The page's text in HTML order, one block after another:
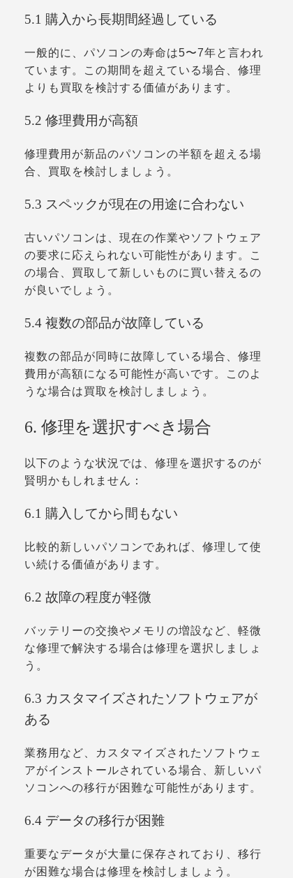
5.1 購入から長期間経過している
一般的に、パソコンの寿命は5〜7年と言われ
ています。この期間を超えている場合、修理
よりも買取を検討する価値があります。
5.2 修理費用が高額
修理費用が新品のパソコンの半額を超える場
合、買取を検討しましょう。
5.3 スペックが現在の用途に合わない
古いパソコンは、現在の作業やソフトウェア
の要求に応えられない可能性があります。こ
の場合、買取して新しいものに買い替えるの
が良いでしょう。
5.4 複数の部品が故障している
複数の部品が同時に故障している場合、修理
費用が高額になる可能性が高いです。このよ
うな場合は買取を検討しましょう。
6. 修理を選択すべき場合
以下のような状況では、修理を選択するのが
賢明かもしれません：
6.1 購入してから間もない
比較的新しいパソコンであれば、修理して使
い続ける価値があります。
6.2 故障の程度が軽微
バッテリーの交換やメモリの増設など、軽微
な修理で解決する場合は修理を選択しましょ
う。
6.3 カスタマイズされたソフトウェアが
ある
業務用など、カスタマイズされたソフトウェ
アがインストールされている場合、新しいパ
ソコンへの移行が困難な可能性があります。
6.4 データの移行が困難
重要なデータが大量に保存されており、移行
が困難な場合は修理を検討しましょう。